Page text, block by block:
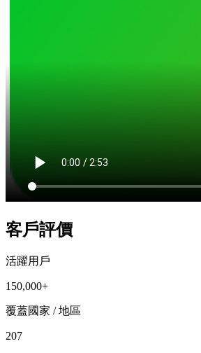
客戶評價
活躍用戶
150,000+
覆蓋國家 / 地區
207